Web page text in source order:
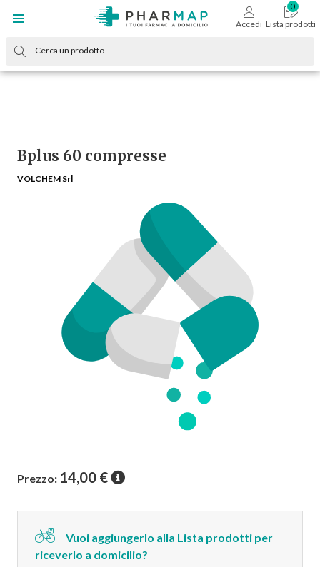
Accedi Lista prodotti
Bplus 60 compresse
VOLCHEM Srl
Prezzo: 14,00 €
Vuoi aggiungerlo alla Lista prodotti per
riceverlo a domicilio?